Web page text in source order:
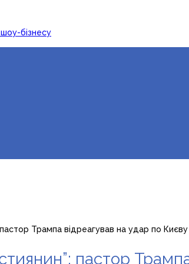
бізнесу
пастор Трампа відреагував на удар по Києву
пастор